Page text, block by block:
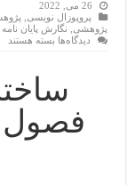
26 می, 2022
پروپوزال نویسی
پژوهشی
نگارش پایان نامه
دیدگاه‌ها برای
پایان
نویسی(8)؛
و
محتوای
بسته هستند
فصول